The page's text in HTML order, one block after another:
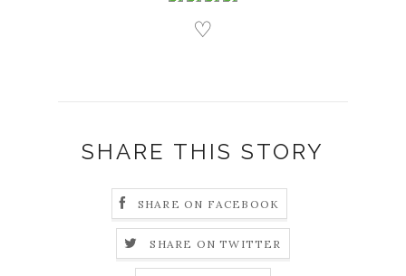
♡
SHARE THIS STORY
SHARE ON FACEBOOK
SHARE ON TWITTER